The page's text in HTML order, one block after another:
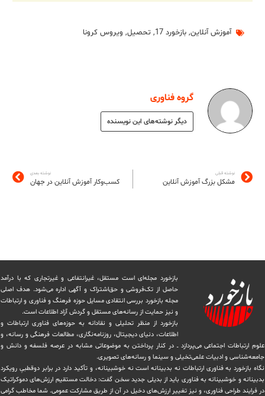
آموزش آنلاین, بازخورد 17 , تحصیل, ویروس کرونا
گروه فناوری
دیگر نوشته‌های این نویسنده
نوشته قبلی
مشکل بزرگ آموزش آنلاین
نوشته بعدی
کسب‌وکار آموزش آنلاین در جهان
بازخورد مجله‌ای است مستقل، غیرانتفاعی و غیرتجاری که با درآمد
حاصل از تک‌فروشی و حق‌اشتراک و آگهی اداره می‌شود. ‏هدف اصلی
مجله بازخورد بررسی انتقادی مسایل حوزه فرهنگ و فناوری و ارتباطات
و نیز حمایت از رسانه‌های مستقل و‌ گردش ‏آزاد اطلاعات است.
بازخورد از منظر تحلیلی و نقادانه به حوزه‌های فناوری ارتباطات و
اطلاعات، دنیای دیجیتال، روزنامه‌نگاری، ‏مطالعات فرهنگی و رسانه، و
علوم ارتباطات اجتماعی می‌پردازد ــ در کنار پرداختن به موضوعاتی مشابه در عرصه فلسفه و دانش و
‏جامعه‌شناسی و ادبیات علمی‌تخیلی و سینما و رسانه‌های تصویری.
نگاه بازخورد به فناوری ارتباطات نه بدبینانه است نه خوشبینانه، و تأکید دارد ‏در برابر دوقطبیِ رویکرد
بدبینانه و خوشبینانه به فناوری باید از بدیلی جدید سخن گفت: دخالت مستقیم ارزش‌های دموکراتیک
در ‏فرایند طراحی فناوری، و نیز تغییر ارزش‌های دخيل در آن از طریق مشاركت عمومی. شما مخاطب گرامی